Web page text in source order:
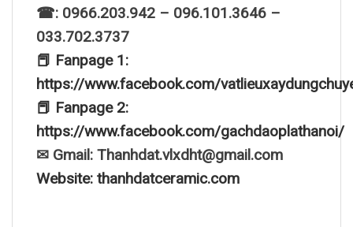
☎: 0966.203.942 – 096.101.3646 –
033.702.3737
📕 Fanpage 1:
https://www.facebook.com/
📕 Fanpage 2:
https://www.facebook.com/gachdaoplathanoi/
✉ Gmail: Thanhdat.vlxdht@gmail.com
Website: thanhdatceramic.com